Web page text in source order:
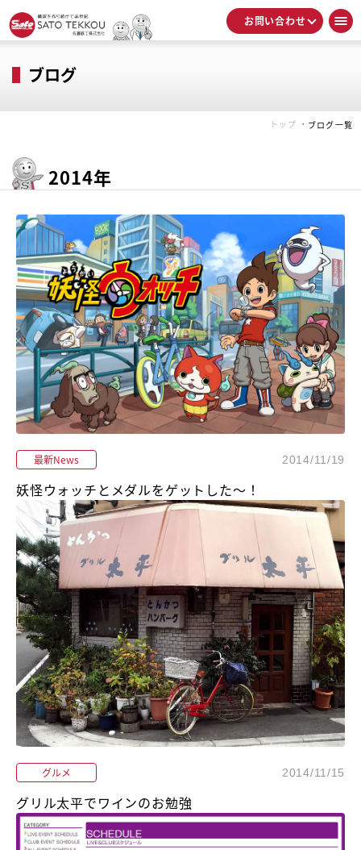
お問い合わせ
ブログ
トップ ブログ一覧
2014年
最新News 2014/11/19
妖怪ウォッチとメダルをゲットした～！
グルメ 2014/11/15
グリル太平でワインのお勉強